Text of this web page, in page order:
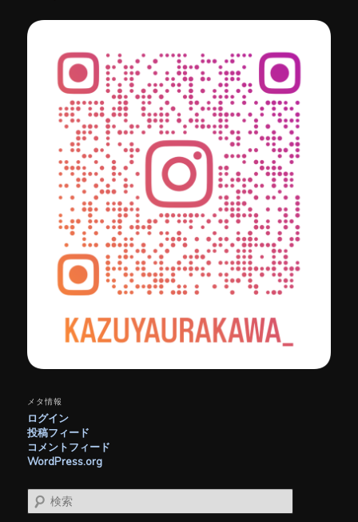
メタ情報
ログイン
投稿フィード
コメントフィード
WordPress.org
検
索